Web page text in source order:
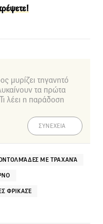
μυρίζει τηγανητό
τα πρώτα
λέει η παράδοση
ΣΥΝΕΧΕΙΑ
ΜΕ ΤΡΑΧΑΝΆ
ΦΡΙΚΑΣΈ